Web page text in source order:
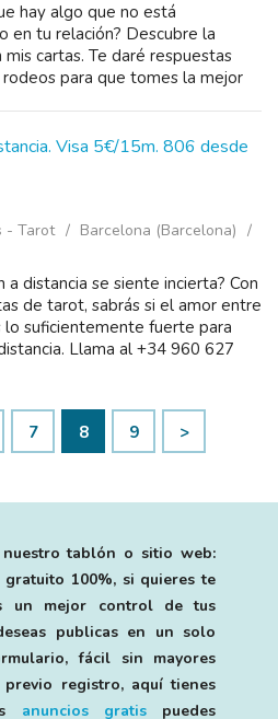
hay algo que no está
en tu relación? Descubre la
cartas. Te daré respuestas
rodeos para que tomes la mejor
Visa 5€/15m. 806 desde
- Tarot
Barcelona (Barcelona)
a distancia se siente incierta? Con
de tarot, sabrás si el amor entre
lo suficientemente fuerte para
Llama al +34 960 627
7 8 9 >
tablón o sitio web:
gratuito 100%, si quieres te
un mejor control de tus
publicas en un solo
fácil sin mayores
previo registro, aquí tienes
anuncios gratispuedes